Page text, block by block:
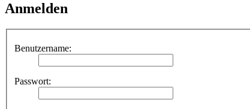
Anmelden
Benutzername:
Passwort: